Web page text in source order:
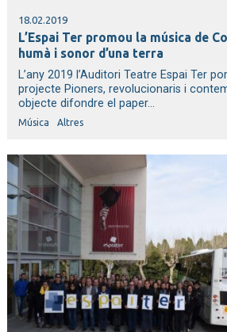
18.02.2019
L’Espai Ter promou la música de
humà i sonor d’una terra
L’any 2019 l’Auditori Teatre Espai Ter
projecte Pioners, revolucionaris i
objecte difondre el paper...
Música Altres